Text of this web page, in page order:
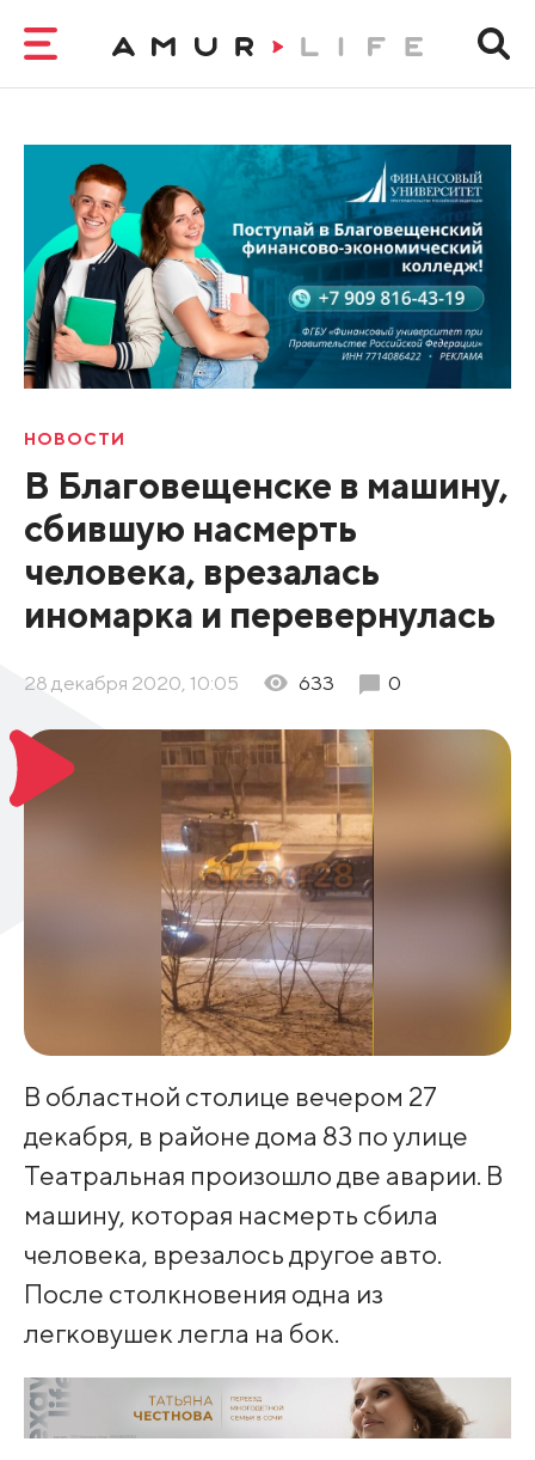
НОВОСТИ
В Благовещенске в машину,
сбившую насмерть
человека, врезалась
иномарка и перевернулась
28 декабря 2020, 10:05 633 0
В областной столице вечером 27
декабря, в районе дома 83 по улице
Театральная произошло две аварии. В
машину, которая насмерть сбила
человека, врезалось другое авто.
После столкновения одна из
легковушек легла на бок.